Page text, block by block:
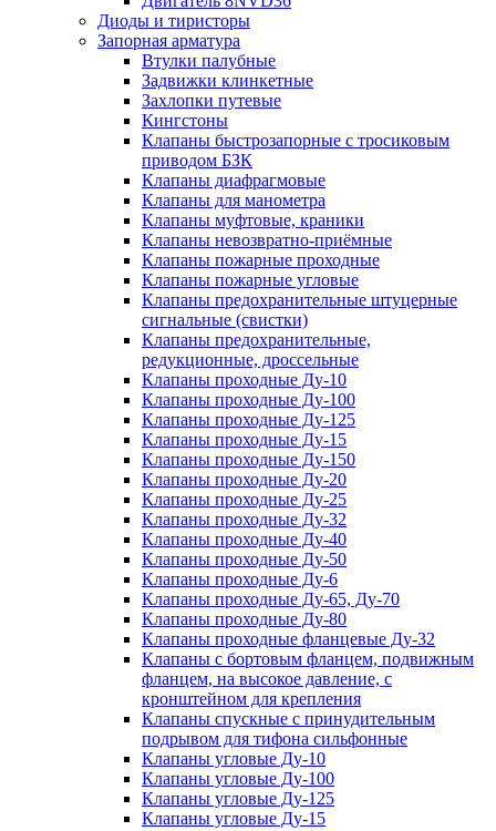
Диоды и тиристоры
Запорная арматура
Втулки палубные
Задвижки клинкетные
Захлопки путевые
Кингстоны
Клапаны быстрозапорные с тросиковым
приводом БЗК
Клапаны диафрагмовые
Клапаны для манометра
Клапаны муфтовые, краники
Клапаны невозвратно-приёмные
Клапаны пожарные проходные
Клапаны пожарные угловые
Клапаны предохранительные штуцерные
сигнальные (свистки)
Клапаны предохранительные,
редукционные, дроссельные
Клапаны проходные Ду-10
Клапаны проходные Ду-100
Клапаны проходные Ду-125
Клапаны проходные Ду-15
Клапаны проходные Ду-150
Клапаны проходные Ду-20
Клапаны проходные Ду-25
Клапаны проходные Ду-32
Клапаны проходные Ду-40
Клапаны проходные Ду-50
Клапаны проходные Ду-6
Клапаны проходные Ду-65, Ду-70
Клапаны проходные Ду-80
Клапаны проходные фланцевые Ду-32
Клапаны с бортовым фланцем, подвижным
фланцем, на высокое давление, с
кронштейном для крепления
Клапаны спускные с принудительным
подрывом для тифона сильфонные
Клапаны угловые Ду-10
Клапаны угловые Ду-100
Клапаны угловые Ду-125
Клапаны угловые Ду-15